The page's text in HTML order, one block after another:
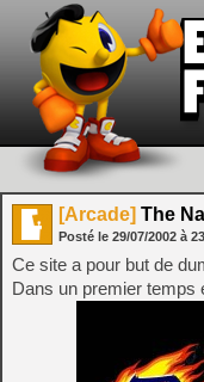
[Arcade] The
Posté le 29/07/2002 à
Ce site a pour but de
Dans un premier temps